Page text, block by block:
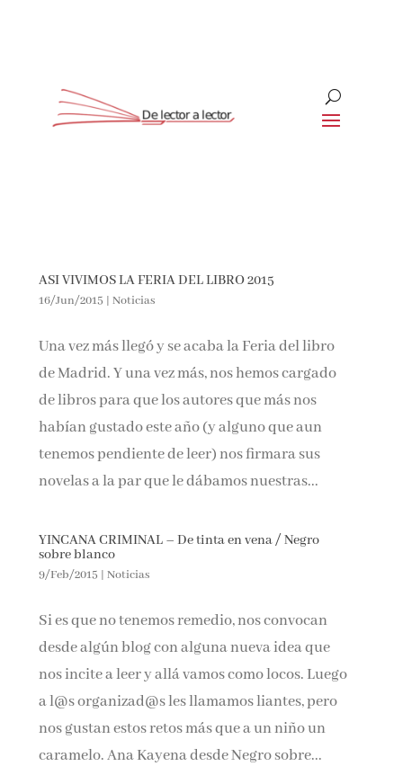
ASI VIVIMOS LA FERIA DEL LIBRO 2015
16/Jun/2015 |Noticias
Una vez más llegó y se acaba la Feria del libro
de Madrid. Y una vez más, nos hemos cargado
de libros para que los autores que más nos
habían gustado este año (y alguno que aun
tenemos pendiente de leer) nos firmara sus
novelas a la par que le dábamos nuestras...
YINCANA CRIMINAL – De tinta en vena / Negro
sobre blanco
9/Feb/2015 |Noticias
Si es que no tenemos remedio, nos convocan
desde algún blog con alguna nueva idea que
nos incite a leer y allá vamos como locos. Luego
a l@s organizad@s les llamamos liantes, pero
nos gustan estos retos más que a un niño un
caramelo. Ana Kayena desde Negro sobre...
Suscríbete
¡Suscríbete y No Te Pierdas Nada!
literatura y recibe las últimas noticias y reseñas
directamente en tu bandeja de entrada.
Email*
Por favor, acepta lostérminos y condiciones
de privacidad